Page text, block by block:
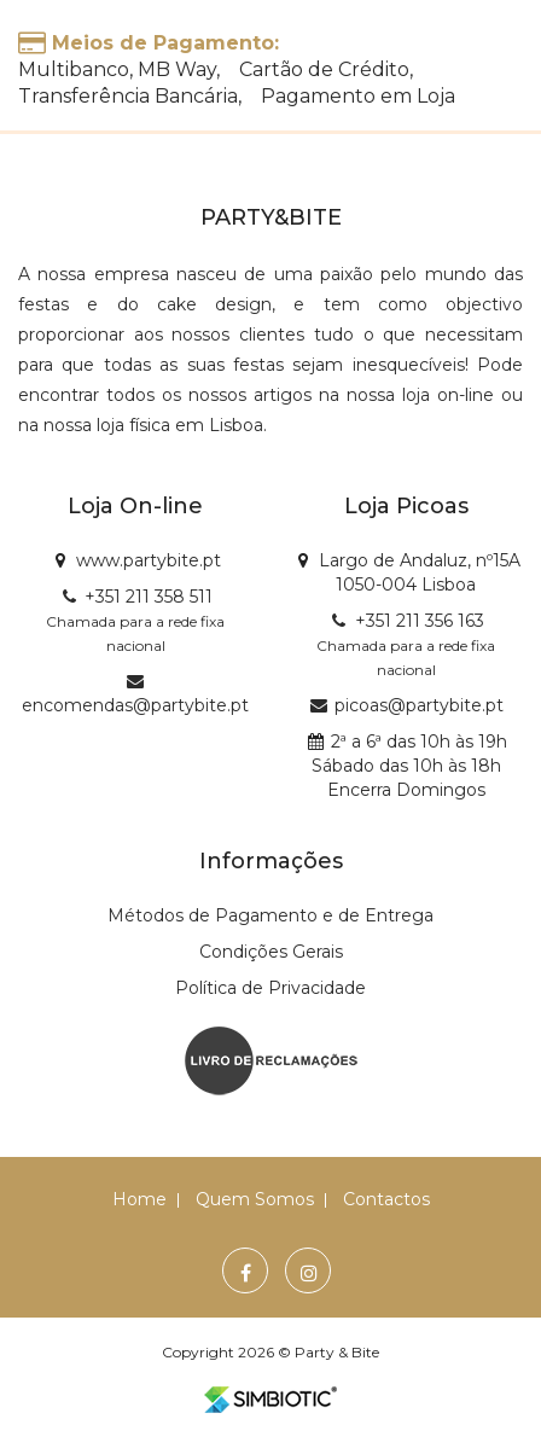
Meios de Pagamento:
Multibanco, MB Way, Cartão de Crédito,
Transferência Bancária, Pagamento em Loja
PARTY&BITE
A nossa empresa nasceu de uma paixão pelo mundo das
festas e do cake design, e tem como objectivo
proporcionar aos nossos clientes tudo o que necessitam
para que todas as suas festas sejam inesquecíveis! Pode
encontrar todos os nossos artigos na nossa loja on-line ou
na nossa loja física em Lisboa.
Loja On-line
www.partybite.pt
+351 211 358 511
Chamada para a rede fixa
nacional
encomendas@partybite.pt
Loja Picoas
Largo de Andaluz, nº15A
1050-004 Lisboa
+351 211 356 163
Chamada para a rede fixa
nacional
picoas@partybite.pt
2ª a 6ª das 10h às 19h
Sábado das 10h às 18h
Encerra Domingos
Informações
Métodos de Pagamento e de Entrega
Condições Gerais
Política de Privacidade
Home Quem Somos Contactos
Copyright 2026 © Party & Bite